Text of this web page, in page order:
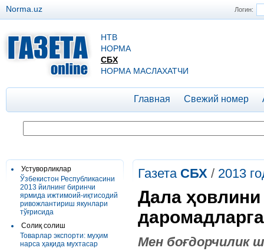
Логин:
Norma.uz
НТВ
НОРМА
СБХ
НОРМА МАСЛАХАТЧИ
Главная Свежий номер
Устуворликлар
Ўзбекистон Республикасини
2013 йилнинг биринчи
ярмида ижтимоий-иқтисодий
ривожлантириш якунлари
тўғрисида
Солиқ солиш
Товарлар экспорти: муҳим
нарса ҳақида мухтасар
Газета СБХ / 2013
Дала
Мен боғдорчилик